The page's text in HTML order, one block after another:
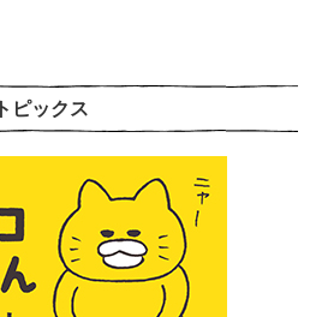
トピックス